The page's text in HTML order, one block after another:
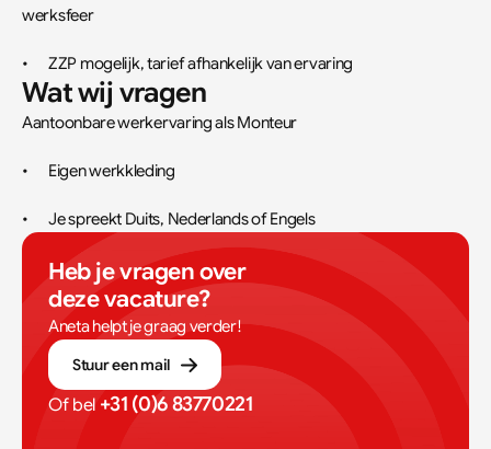
werksfeer
•	ZZP mogelijk, tarief afhankelijk van ervaring
Wat wij vragen
Aantoonbare werkervaring als Monteur
•	Eigen werkkleding
•	Je spreekt Duits, Nederlands of Engels
Heb je vragen over
deze vacature?
Aneta helpt je graag verder!
Stuur een mail
Of bel +31 (0)6 83770221